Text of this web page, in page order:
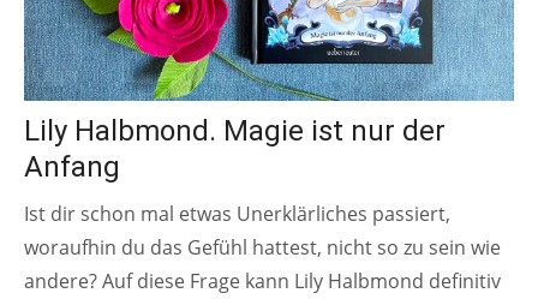
Lily Halbmond. Magie ist nur der
Anfang
Ist dir schon mal etwas Unerklärliches passiert,
woraufhin du das Gefühl hattest, nicht so zu sein wie
andere? Auf diese Frage kann Lily Halbmond definitiv